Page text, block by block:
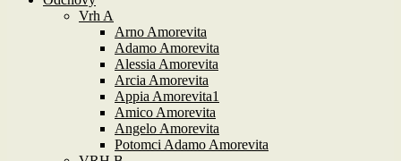
Vrh A
Arno Amorevita
Adamo Amorevita
Alessia Amorevita
Arcia Amorevita
Appia Amorevita1
Amico Amorevita
Angelo Amorevita
Potomci Adamo Amorevita